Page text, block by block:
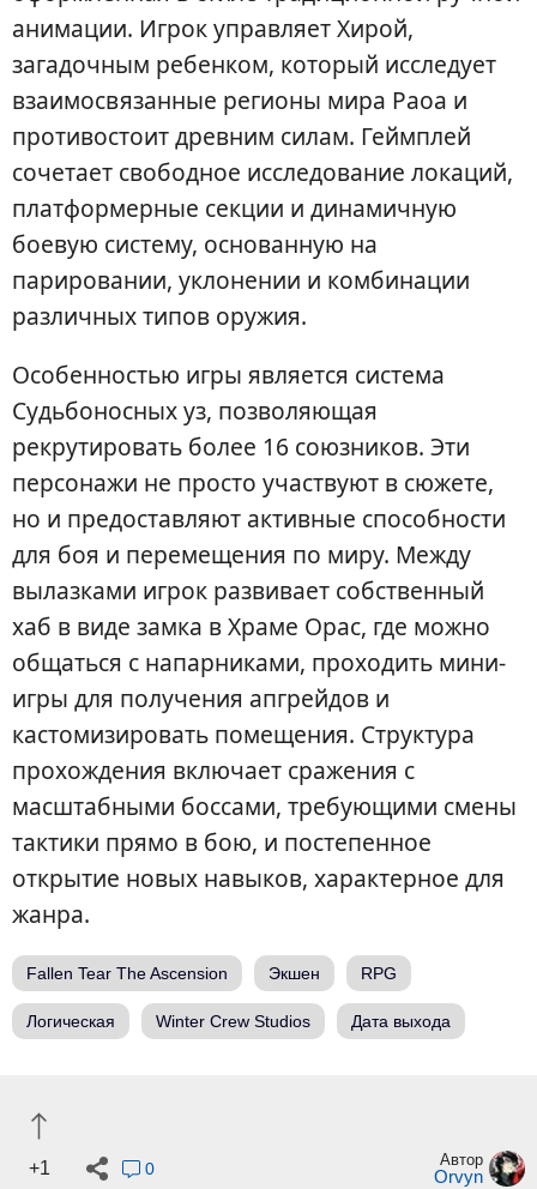
анимации. Игрок управляет Хирой,
загадочным ребенком, который исследует
взаимосвязанные регионы мира Раоа и
противостоит древним силам. Геймплей
сочетает свободное исследование локаций,
платформерные секции и динамичную
боевую систему, основанную на
парировании, уклонении и комбинации
различных типов оружия.
Особенностью игры является система
Судьбоносных уз, позволяющая
рекрутировать более 16 союзников. Эти
персонажи не просто участвуют в сюжете,
но и предоставляют активные способности
для боя и перемещения по миру. Между
вылазками игрок развивает собственный
хаб в виде замка в Храме Орас, где можно
общаться с напарниками, проходить мини-
игры для получения апгрейдов и
кастомизировать помещения. Структура
прохождения включает сражения с
масштабными боссами, требующими смены
тактики прямо в бою, и постепенное
открытие новых навыков, характерное для
жанра.
Fallen Tear The Ascension Экшен RPG
Логическая Winter Crew Studios Дата выхода
+1 0 Автор
Orvyn